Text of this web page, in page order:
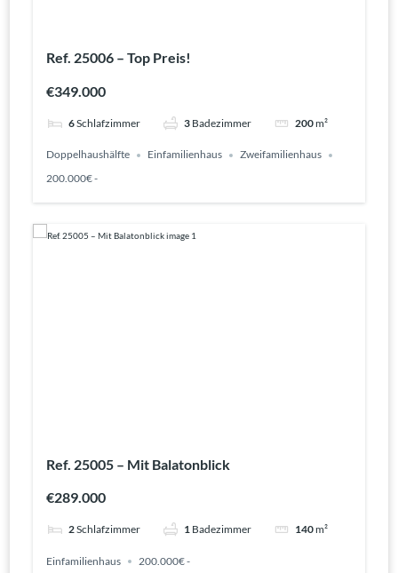
Ref. 25006 – Top Preis!
€349.000
6Schlafzimmer 3 Badezimmer 200m²
Doppelhaushälfte Einfamilienhaus
Zweifamilienhaus
200.000€ -
Ref. 25005 – Mit Balatonblick
€289.000
2Schlafzimmer 1 Badezimmer 140m²
Einfamilienhaus 200.000€ -